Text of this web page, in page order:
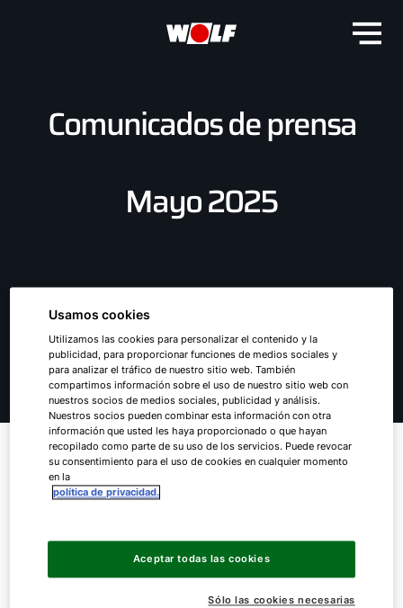
Comunicados de prensa
Mayo 2025
WOLF entra en el Top 2 de la
OCU con su solución de
máximo rendimiento y
tecnología alemana
Usamos cookies
Utilizamos las cookies para personalizar el contenido y la
publicidad, para proporcionar funciones de medios sociales y
para analizar el tráfico de nuestro sitio web. También
compartimos información sobre el uso de nuestro sitio web con
nuestros socios de medios sociales, publicidad y análisis.
Nuestros socios pueden combinar esta información con otra
información que usted les haya proporcionado o que hayan
recopilado como parte de su uso de los servicios. Puede revocar
su consentimiento para el uso de cookies en cualquier momento
en la
política de privacidad.
Sólo las cookies necesarias
Aceptar todas las cookies